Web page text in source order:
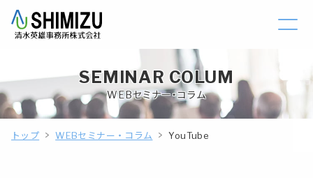
SEMINAR COLUM
WEBセミナー・コラム
トップ WEBセミナー・コラム YouTube